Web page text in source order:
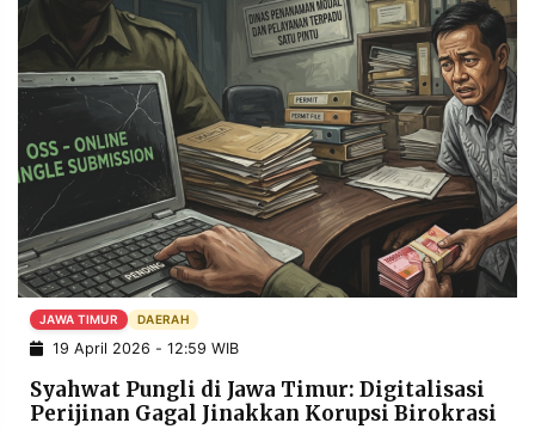
FINANSIA PERSONA
DAERAH NASIONAL
MANCA SPORT
INFORMASI
PRIVACY
POLICY
BERITA
WARGA
INFORMASI
IKLAN
KIRIM
TULISAN
PENGADUAN TERM
OF
SERVICE
JAWA TIMUR DAERAH
19 April 2026 - 12:59 WIB
Syahwat Pungli di Jawa Timur: Digitalisasi
Perijinan Gagal Jinakkan Korupsi Birokrasi